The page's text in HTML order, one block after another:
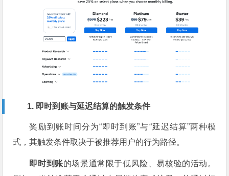
1. 即时到账与延迟结算的触发条件
奖励到账时间分为“即时到账”与“延迟结算”两种模
式，其触发条件取决于被推荐用户的行为路径。
即时到账的场景通常限于低风险、易核验的活动。